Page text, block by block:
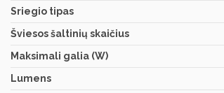
Sriegio tipas
Šviesos šaltinių skaičius
Maksimali galia (W)
Lumens